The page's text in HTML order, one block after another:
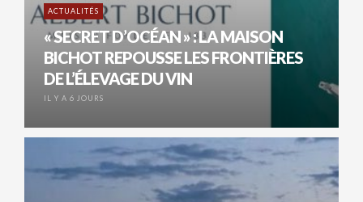
ACTUALITÉS
« SECRET D’OCÉAN » : LA MAISON
BICHOT REPOUSSE LES FRONTIÈRES
DE L’ÉLEVAGE DU VIN
IL Y A 6 JOURS